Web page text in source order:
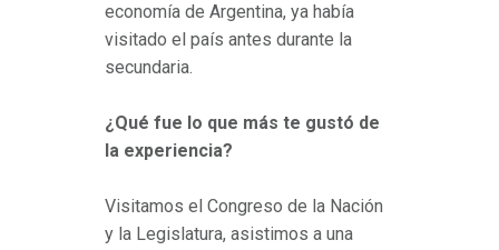
economía de Argentina, ya había
visitado el país antes durante la
secundaria.
¿Qué fue lo que más te gustó de
la experiencia?
Visitamos el Congreso de la Nación
y la Legislatura, asistimos a una